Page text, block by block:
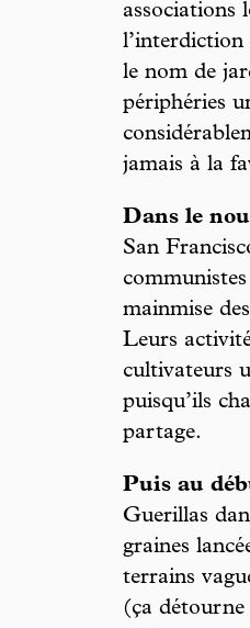
associations
l’interdiction
le nom de
périphéries
jamais à la
Dans le
San
mainmise
Leurs
cultivateurs
puisqu’ils
partage.
Puis au
Guerillas
graines
terrains
(ça